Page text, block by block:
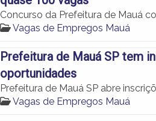
Concurso da Prefeitura de Mauá
Vagas de Empregos Mauá
Prefeitura de Mauá SP tem
oportunidades
Prefeitura de Mauá SP abre
Vagas de Empregos Mauá